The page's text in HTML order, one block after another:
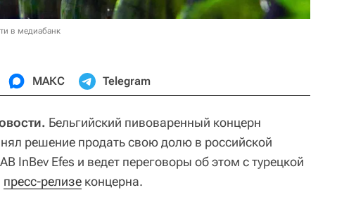
в медиабанк
МАКС Telegram
Бельгийский пивоваренный концерн
решение продать свою долю в российской
InBev Efes и ведет переговоры об этом с турецкой
пресс-релизе концерна.